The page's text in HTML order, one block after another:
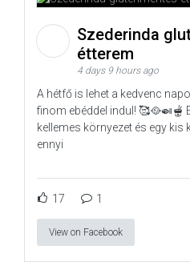
Szederinda
étterem
4 days 9 hours ago
A hétfő is lehet a kedvenc
finom ebéddel indul! 🥰🥘🍛🫕
kellemes környezet és egy
ennyi
17 1
View on Facebook